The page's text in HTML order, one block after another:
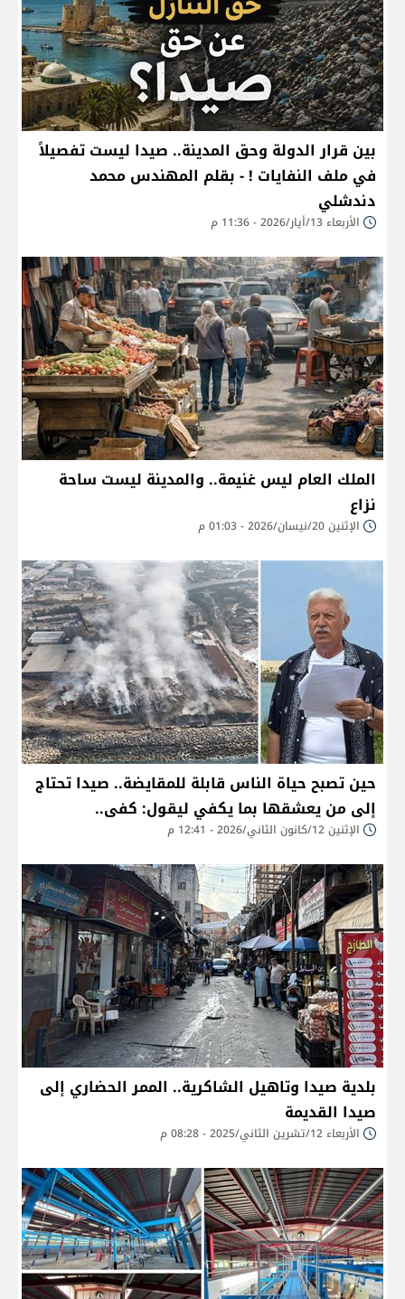
بين قرار الدولة وحق المدينة.. صيدا ليست تفصيلاً
في ملف النفايات ! - بقلم المهندس محمد
دندشلي
الأربعاء 13/أيار/2026 - 11:36 م
الملك العام ليس غنيمة.. والمدينة ليست ساحة
نزاع
الإثنين 20/نيسان/2026 - 01:03 م
حين تصبح حياة الناس قابلة للمقايضة.. صيدا تحتاج
إلى من يعشقها بما يكفي ليقول: كفى..
الإثنين 12/كانون الثاني/2026 - 12:41 م
بلدية صيدا وتاهيل الشاكرية.. الممر الحضاري إلى
صيدا القديمة
الأربعاء 12/تشرين الثاني/2025 - 08:28 م